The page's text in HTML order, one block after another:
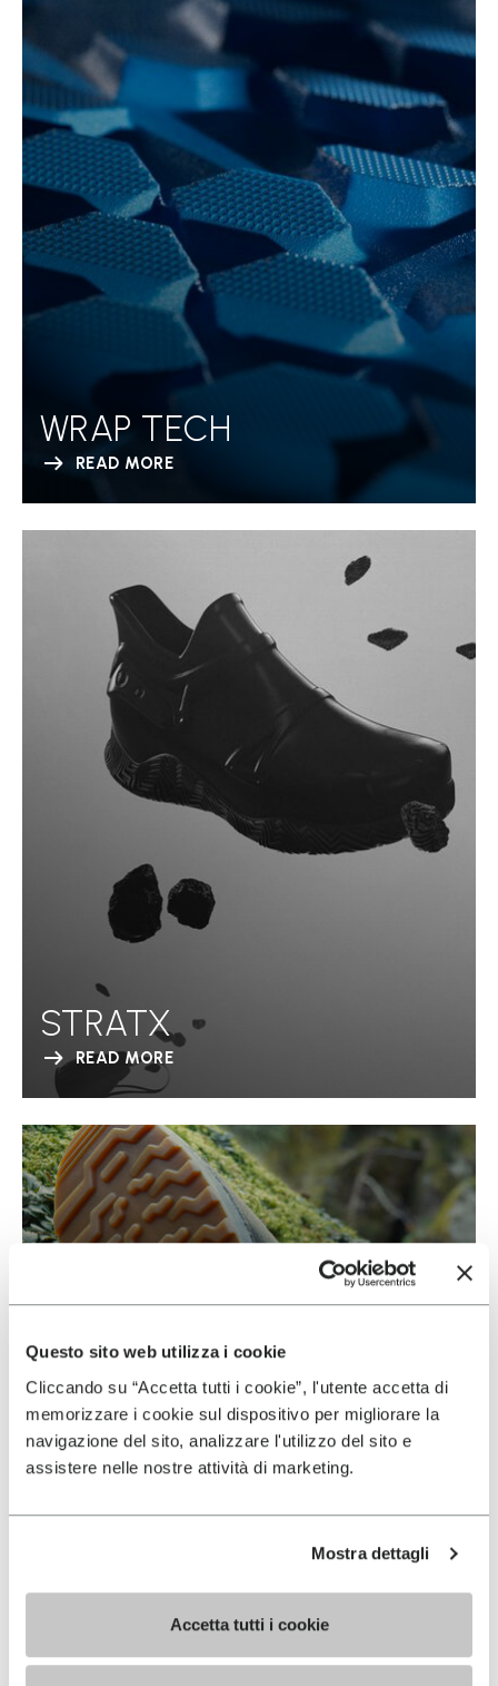
Questo sito web utilizza i cookie
Cliccando su “Accetta tutti i cookie”, l'utente accetta di
memorizzare i cookie sul dispositivo per migliorare la
navigazione del sito, analizzare l'utilizzo del sito e
assistere nelle nostre attività di marketing.
Mostra dettagli
Accetta tutti i cookie
WRAP TECH
READ MORE
STRATX
READ MORE
ECOSTEP NATURAL
READ MORE